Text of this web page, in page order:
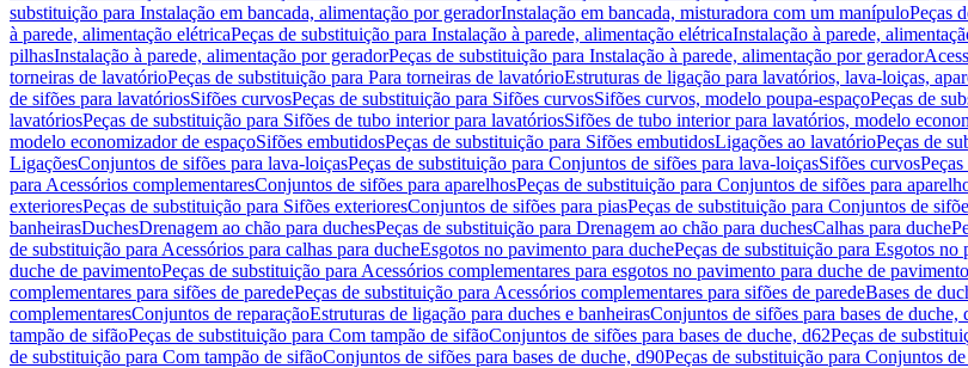
substituição para Instalação em bancada, alimentação por geradorInstalação em bancada, misturadora com um manípuloPeças
à parede, alimentação elétricaPeças de substituição para Instalação à parede, alimentação elétricaInstalação à parede,
pilhasInstalação à parede, alimentação por geradorPeças de substituição para Instalação à parede, alimentação por gerador
torneiras de lavatórioPeças de substituição para Para torneiras de lavatórioEstruturas de ligação para lavatórios, lava-loiças,
de sifões para lavatóriosSifões curvosPeças de substituição para Sifões curvosSifões curvos, modelo poupa-espaçoPeças de
lavatóriosPeças de substituição para Sifões de tubo interior para lavatóriosSifões de tubo interior para lavatórios, modelo
modelo economizador de espaçoSifões embutidosPeças de substituição para Sifões embutidosLigações ao lavatórioPeças de
LigaçõesConjuntos de sifões para lava-loiçasPeças de substituição para Conjuntos de sifões para lava-loiçasSifões curvos
para Acessórios complementaresConjuntos de sifões para aparelhosPeças de substituição para Conjuntos de sifões para
exterioresPeças de substituição para Sifões exterioresConjuntos de sifões para piasPeças de substituição para Conjuntos de
banheirasDuchesDrenagem ao chão para duchesPeças de substituição para Drenagem ao chão para duchesCalhas para duche
de substituição para Acessórios para calhas para ducheEsgotos no pavimento para duchePeças de substituição para Esgotos no
duche de pavimentoPeças de substituição para Acessórios complementares para esgotos no pavimento para duche de pavimento
complementares para sifões de paredePeças de substituição para Acessórios complementares para sifões de paredeBases de
complementaresConjuntos de reparaçãoEstruturas de ligação para duches e banheirasConjuntos de sifões para bases de duche,
tampão de sifãoPeças de substituição para Com tampão de sifãoConjuntos de sifões para bases de duche, d62Peças de
de substituição para Com tampão de sifãoConjuntos de sifões para bases de duche, d90Peças de substituição para Conjuntos